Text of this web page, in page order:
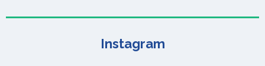
Instagram